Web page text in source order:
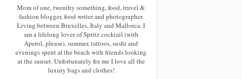
Mom of one, twenthy something, food, travel &
fashion blogger, food writer and photographer.
Living between Bruxelles, Italy and Mallorca. I
am a lifelong lover of Spritz cocktail (with
Aperol, please), summer, tattoos, sushi and
evenings spent at the beach with friends looking
at the sunset. Unfortunately for me I love all the
luxury bags and clothes!